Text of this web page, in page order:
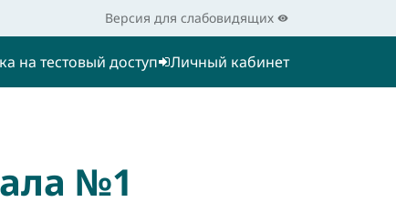
Версия для слабовидящих
на тестовый доступ Личный кабинет
№1